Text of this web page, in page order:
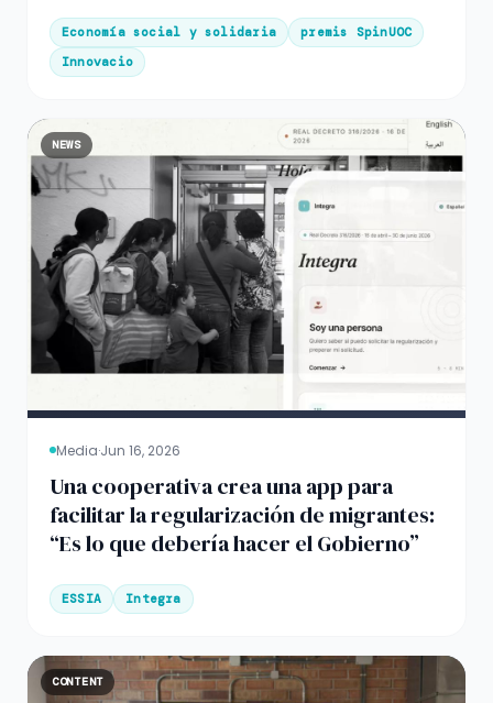
Economía social y solidaria
premis SpinUOC
Innovacio
NEWS
Media·Jun 16, 2026
Una cooperativa crea una app para
facilitar la regularización de migrantes:
“Es lo que debería hacer el Gobierno”
ESSIA Integra
CONTENT